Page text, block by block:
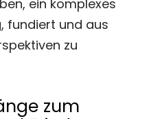
ein komplexes
fundiert und aus
zu
zum